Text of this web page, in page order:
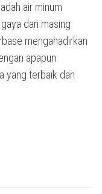
air minum
dari masing
mengahadirkan
apapun
yang terbaik dan